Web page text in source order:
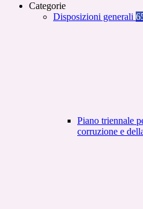
Categorie
Disposizioni generali
Piano triennale
corruzione e